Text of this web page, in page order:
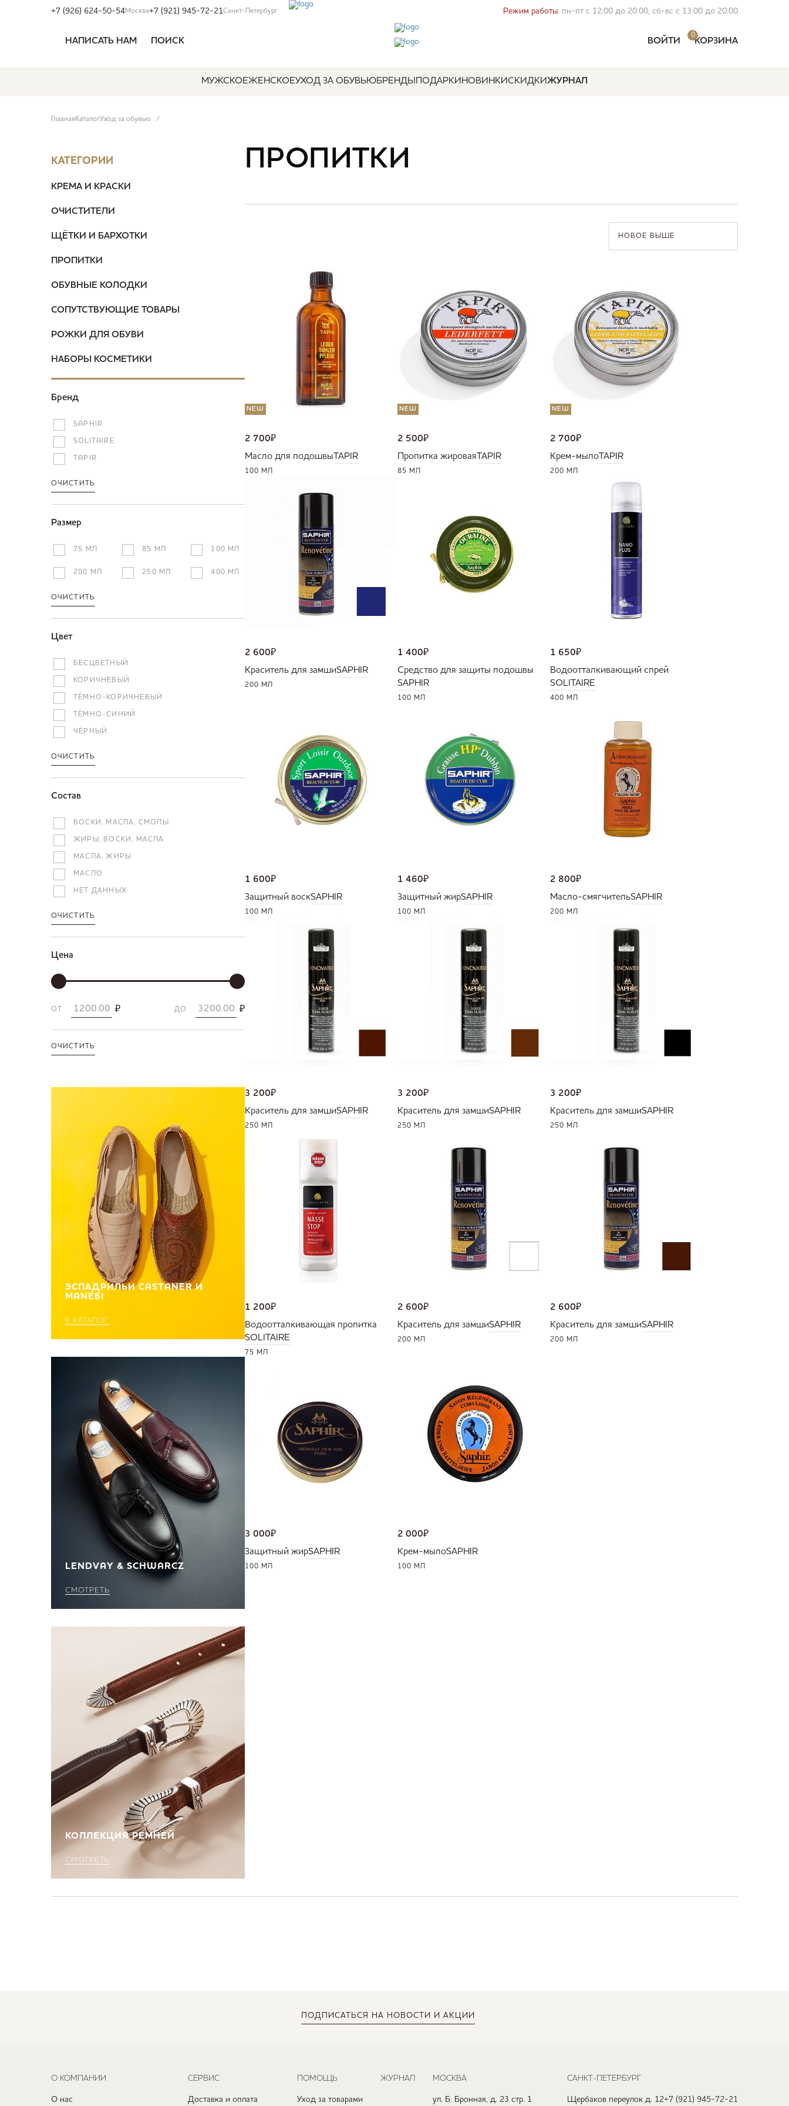
+7 (926) 624-50-54Москва+7 (921) 945-72-21Санкт-Петербург Режим работы: пн-пт с 12:00 до 20:00, сб-вс с 13:00 до 20:00
НАПИСАТЬ НАМ ПОИСК ВОЙТИ
0
КОРЗИНА
МУЖСКОЕЖЕНСКОЕУХОД ЗА ОБУВЬЮБРЕНДЫ ПОДАРКИ НОВИНКИСКИДКИЖУРНАЛ
Главная КаталогУход за обувью
КАТЕГОРИИ
КРЕМА И КРАСКИ
ОЧИСТИТЕЛИ
ЩЁТКИ И БАРХОТКИ
ПРОПИТКИ
ОБУВНЫЕ КОЛОДКИ
СОПУТСТВУЮЩИЕ ТОВАРЫ
РОЖКИ ДЛЯ ОБУВИ
НАБОРЫ КОСМЕТИКИ
Бренд
SAPHIR
SOLITAIRE
TAPIR
ОЧИСТИТЬ
Размер
75 МЛ 85 МЛ 100 МЛ
200 МЛ 250 МЛ 400 МЛ
ОЧИСТИТЬ
Цвет
БЕСЦВЕТНЫЙ
КОРИЧНЕВЫЙ
ТЁМНО-КОРИЧНЕВЫЙ
ТЁМНО-СИНИЙ
ЧЁРНЫЙ
ОЧИСТИТЬ
Состав
ВОСКИ, МАСЛА, СМОЛЫ
ЖИРЫ, ВОСКИ, МАСЛА
МАСЛА, ЖИРЫ
МАСЛО
НЕТ ДАННЫХ
ОЧИСТИТЬ
Цена
ОТ ₽ ДО ₽
ОЧИСТИТЬ
ЭСПАДРИЛЬИ CASTANER И
MANEBI
В КАТАЛОГ
LENDVAY & SCHWARCZ
СМОТРЕТЬ
КОЛЛЕКЦИЯ РЕМНЕЙ
СМОТРЕТЬ
ПРОПИТКИ
НОВОЕ ВЫШЕ
NEW
2 700₽
Масло для подошвыTAPIR
100 МЛ
NEW
2 500₽
Пропитка жироваяTAPIR
85 МЛ
NEW
2 700₽
Крем-мылоTAPIR
200 МЛ
2 600₽
Краситель для замшиSAPHIR
200 МЛ
1 400₽
Средство для защиты подошвы
SAPHIR
100 МЛ
1 650₽
Водоотталкивающий спрей
SOLITAIRE
400 МЛ
1 600₽
Защитный воскSAPHIR
100 МЛ
1 460₽
Защитный жирSAPHIR
100 МЛ
2 800₽
Масло-смягчительSAPHIR
200 МЛ
3 200₽
Краситель для замшиSAPHIR
250 МЛ
3 200₽
Краситель для замшиSAPHIR
250 МЛ
3 200₽
Краситель для замшиSAPHIR
250 МЛ
1 200₽
Водоотталкивающая пропитка
SOLITAIRE
75 МЛ
2 600₽
Краситель для замшиSAPHIR
200 МЛ
2 600₽
Краситель для замшиSAPHIR
200 МЛ
3 000₽
Защитный жирSAPHIR
100 МЛ
2 000₽
Крем-мылоSAPHIR
100 МЛ
ПОДПИСАТЬСЯ НА НОВОСТИ И АКЦИИ
О КОМПАНИИ
О нас
СЕРВИС
Доставка и оплата
ПОМОЩЬ
Уход за товарами
ЖУРНАЛ МОСКВА
ул. Б. Бронная, д. 23 стр. 1
САНКТ-ПЕТЕРБУРГ
Щербаков переулок д. 12+7 (921) 945-72-21